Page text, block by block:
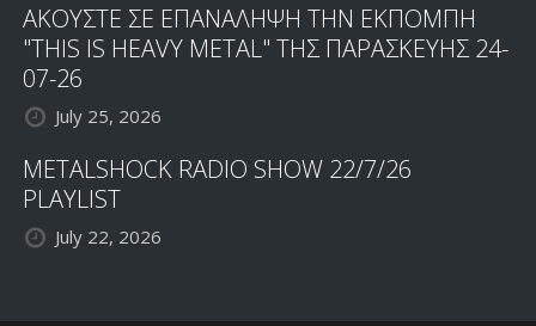
ΑΚΟΥΣΤΕ ΣΕ ΕΠΑΝΑΛΗΨΗ ΤΗΝ ΕΚΠΟΜΠΗ
"THIS IS HEAVY METAL" ΤΗΣ ΠΑΡΑΣΚΕΥΗΣ 24-
07-26
July 25, 2026
METALSHOCK RADIO SHOW 22/7/26
PLAYLIST
July 22, 2026